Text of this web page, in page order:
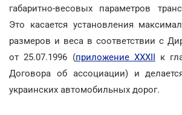
габаритно-весовых параметров
Это касается установления
размеров и веса в соответствии с
от 25.07.1996 (приложение XXXII к
Договора об ассоциации) и
украинских автомобильных дорог.